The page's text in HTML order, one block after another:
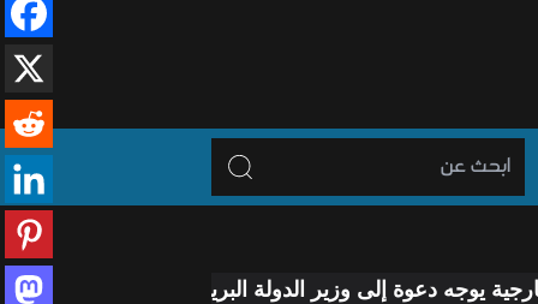
إلى وزير الدولة البريطاني لزيارة العراق رئيس